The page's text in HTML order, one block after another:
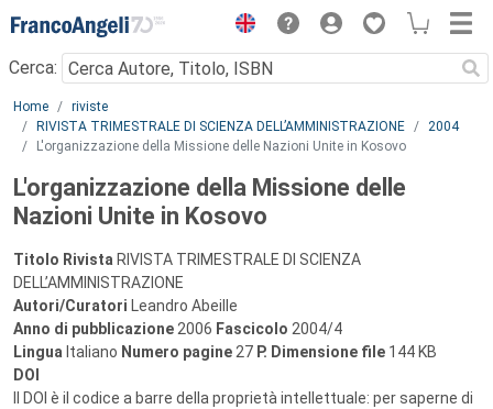
Menu
Cerca:
Main content
Home
riviste
RIVISTA TRIMESTRALE DI SCIENZA DELL’AMMINISTRAZIONE
2004
L'organizzazione della Missione delle Nazioni Unite in Kosovo
L'organizzazione della Missione delle
Nazioni Unite in Kosovo
Titolo Rivista RIVISTA TRIMESTRALE DI SCIENZA
DELL’AMMINISTRAZIONE
Autori/Curatori Leandro Abeille
Anno di pubblicazione 2006 Fascicolo 2004/4
Lingua Italiano Numero pagine 27 P. Dimensione file 144 KB
DOI
Il DOI è il codice a barre della proprietà intellettuale: per saperne di